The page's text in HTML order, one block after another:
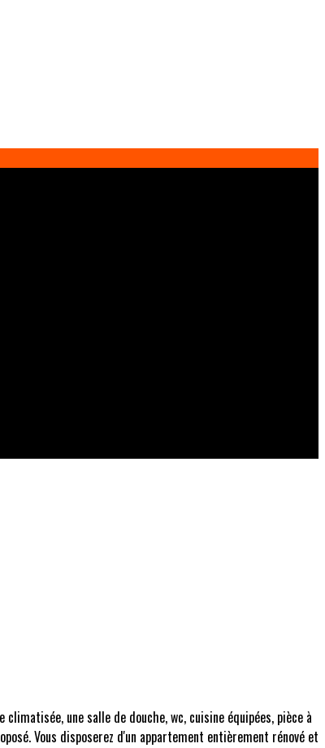
une salle de douche, wc, cuisine équipées, pièce à
Vous disposerez d'un appartement entièrement rénové et